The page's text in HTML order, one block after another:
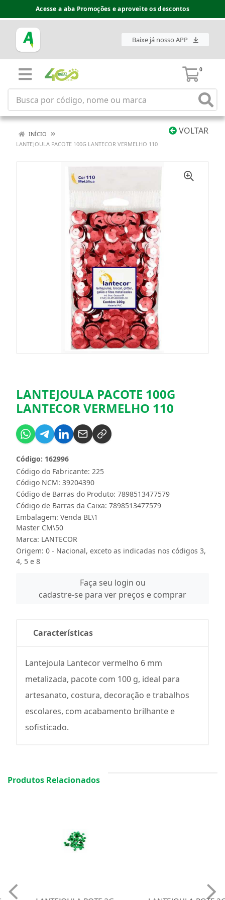
Acesse a aba Promoções e aproveite os descontos
Baixe já nosso APP
0
VOLTAR
INÍCIO
LANTEJOULA PACOTE 100G LANTECOR VERMELHO 110
LANTEJOULA PACOTE 100G
LANTECOR VERMELHO 110
Código do Fabricante: 225
Código: 162996
Código NCM: 39204390
Código de Barras do Produto: 7898513477579
Código de Barras da Caixa: 7898513477579
Embalagem: Venda BL\1
Master CM\50
Marca: LANTECOR
Origem: 0 - Nacional, exceto as indicadas nos códigos 3,
4, 5 e 8
Faça seu login ou
cadastre-se para ver preços e comprar
Características
Lantejoula Lantecor vermelho 6 mm
metalizada, pacote com 100 g, ideal para
artesanato, costura, decoração e trabalhos
escolares, com acabamento brilhante e
sofisticado.
Produtos Relacionados